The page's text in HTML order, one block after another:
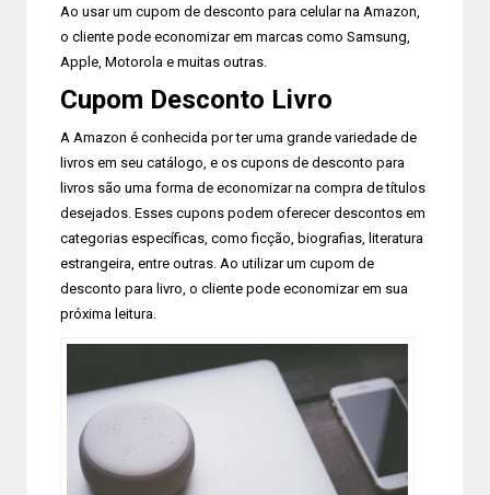
Ao usar um cupom de desconto para celular na Amazon,
o cliente pode economizar em marcas como Samsung,
Apple, Motorola e muitas outras.
Cupom Desconto Livro
A Amazon é conhecida por ter uma grande variedade de
livros em seu catálogo, e os cupons de desconto para
livros são uma forma de economizar na compra de títulos
desejados. Esses cupons podem oferecer descontos em
categorias específicas, como ficção, biografias, literatura
estrangeira, entre outras. Ao utilizar um cupom de
desconto para livro, o cliente pode economizar em sua
próxima leitura.